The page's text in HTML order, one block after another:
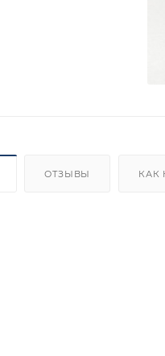
ОТЗЫВЫ КАК